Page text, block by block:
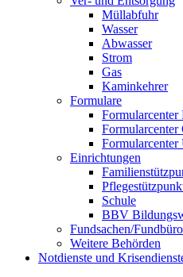
Müllabfuhr
Wasser
Abwasser
Strom
Gas
Kaminkehrer
Formulare
Formularcenter
Formularcenter
Formularcenter
Einrichtungen
Schule
BBV
Fundsachen/Fundbüro
Weitere Behörden
Notdienste und